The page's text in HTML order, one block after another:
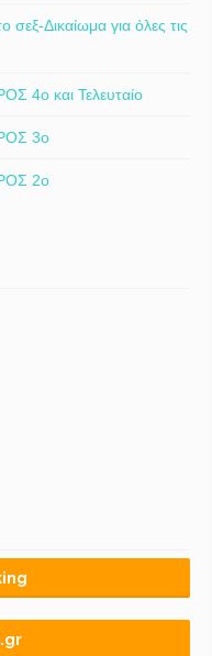
Δικαίωμα για όλες τις
4ο και Τελευταίο
3ο
2ο